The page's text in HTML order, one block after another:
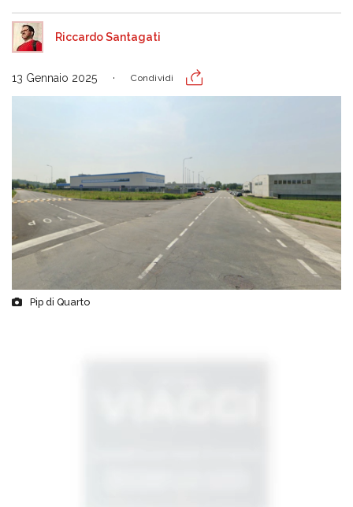
Riccardo Santagati
13 Gennaio 2025 Condividi
Pip di Quarto